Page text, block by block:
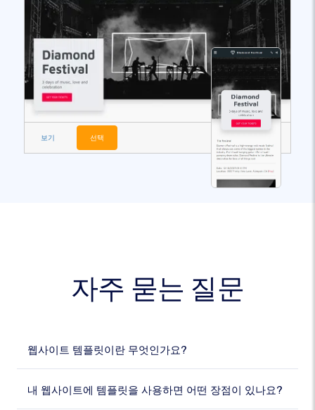
보기 선택
자주 묻는 질문
웹사이트 템플릿이란 무엇인가요?
내 웹사이트에 템플릿을 사용하면 어떤 장점이 있나요?